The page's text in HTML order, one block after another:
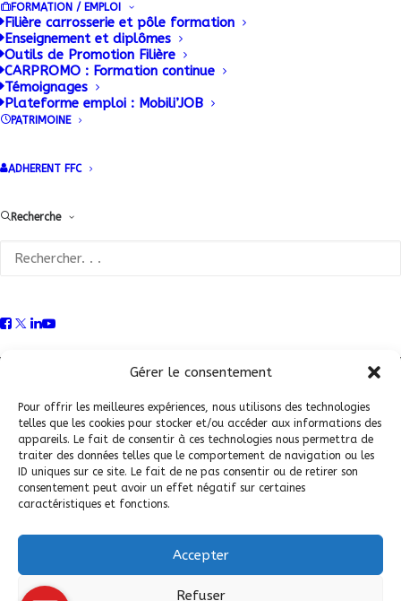
Gérer le consentement
Pour offrir les meilleures expériences, nous utilisons des technologies
telles que les cookies pour stocker et/ou accéder aux informations des
appareils. Le fait de consentir à ces technologies nous permettra de
traiter des données telles que le comportement de navigation ou les
ID uniques sur ce site. Le fait de ne pas consentir ou de retirer son
consentement peut avoir un effet négatif sur certaines
caractéristiques et fonctions.
Accepter
Refuser
FORMATION / EMPLOI
Filière carrosserie et pôle formation
Enseignement et diplômes
Outils de Promotion Filière
CARPROMO : Formation continue
Témoignages
Plateforme emploi : Mobili’JOB
PATRIMOINE
ADHERENT FFC
Recherche
Politique de confidentialité
© 2026 Fédération Française de Carrosserie Industrie et Services. |
Tous droits réservés.